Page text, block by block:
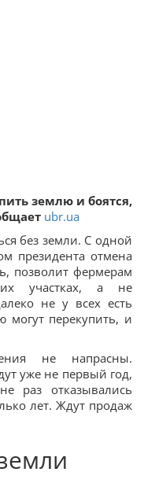
землю и боятся,
ubr.ua
без земли. С одной
президента отмена
позволит фермерам
участках, а не
не у всех есть
перекупить, и
не напрасны.
уже не первый год,
раз отказывались
лет. Ждут продаж